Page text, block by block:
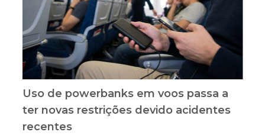
Uso de powerbanks em voos passa a
ter novas restrições devido acidentes
recentes